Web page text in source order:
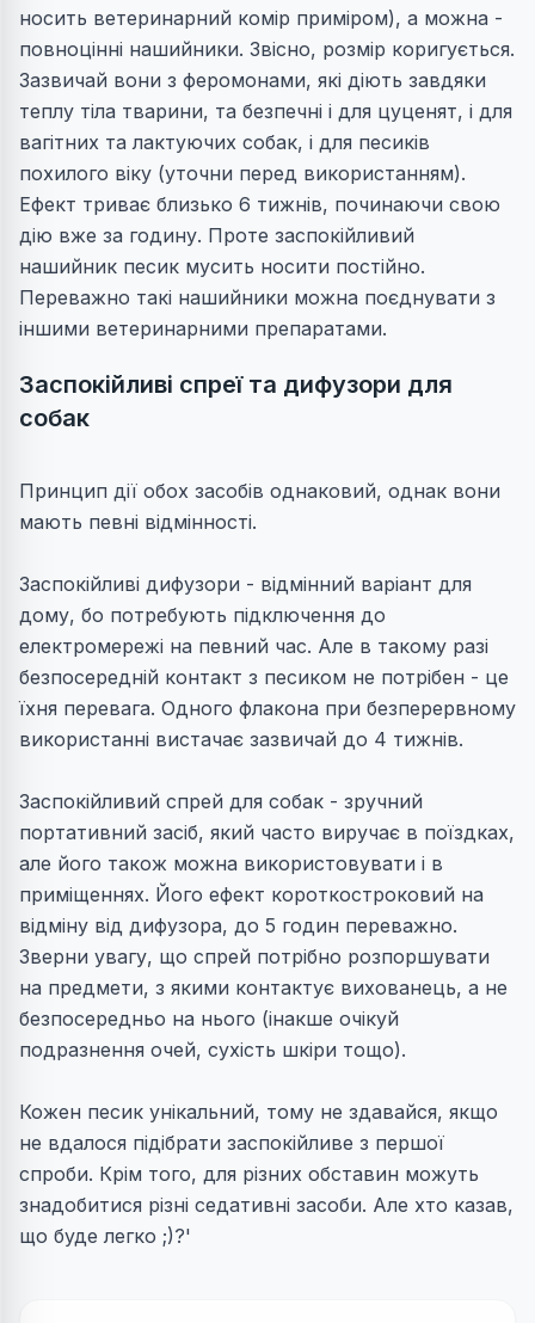
носить ветеринарний комір приміром), а можна -
повноцінні нашийники. Звісно, розмір коригується.
Зазвичай вони з феромонами, які діють завдяки
теплу тіла тварини, та безпечні і для цуценят, і для
вагітних та лактуючих собак, і для песиків
похилого віку (уточни перед використанням).
Ефект триває близько 6 тижнів, починаючи свою
дію вже за годину. Проте заспокійливий
нашийник песик мусить носити постійно.
Переважно такі нашийники можна поєднувати з
іншими ветеринарними препаратами.
Заспокійливі спреї та дифузори для
собак
Принцип дії обох засобів однаковий, однак вони
мають певні відмінності.
Заспокійливі дифузори - відмінний варіант для
дому, бо потребують підключення до
електромережі на певний час. Але в такому разі
безпосередній контакт з песиком не потрібен - це
їхня перевага. Одного флакона при безперервному
використанні вистачає зазвичай до 4 тижнів.
Заспокійливий спрей для собак - зручний
портативний засіб, який часто виручає в поїздках,
але його також можна використовувати і в
приміщеннях. Його ефект короткостроковий на
відміну від дифузора, до 5 годин переважно.
Зверни увагу, що спрей потрібно розпоршувати
на предмети, з якими контактує вихованець, а не
безпосередньо на нього (інакше очікуй
подразнення очей, сухість шкіри тощо).
Кожен песик унікальний, тому не здавайся, якщо
не вдалося підібрати заспокійливе з першої
спроби. Крім того, для різних обставин можуть
знадобитися різні седативні засоби. Але хто казав,
що буде легко ;)?'